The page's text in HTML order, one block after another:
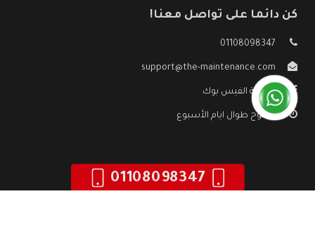
كن دائما على تواصل معنا!
01108098347
support@the-maintenance.com
صفحة الفيس بوك
مفتوح طوال ايام الأسبوع
01108098347